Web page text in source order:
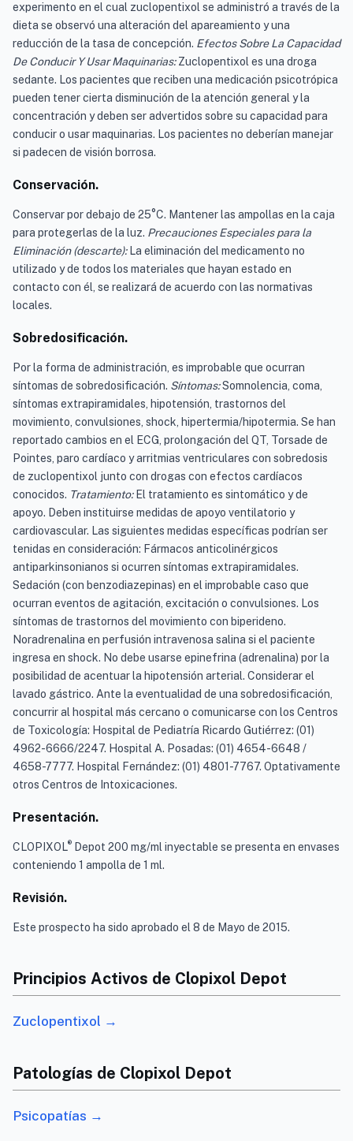
experimento en el cual zuclopentixol se administró a través de la
dieta se observó una alteración del apareamiento y una
reducción de la tasa de concepción. Efectos Sobre La Capacidad
De Conducir Y Usar Maquinarias:Zuclopentixol es una droga
sedante. Los pacientes que reciben una medicación psicotrópica
pueden tener cierta disminución de la atención general y la
concentración y deben ser advertidos sobre su capacidad para
conducir o usar maquinarias. Los pacientes no deberían manejar
si padecen de visión borrosa.
Conservación.
Conservar por debajo de 25°C. Mantener las ampollas en la caja
para protegerlas de la luz. Precauciones Especiales para la
Eliminación (descarte): La eliminación del medicamento no
utilizado y de todos los materiales que hayan estado en
contacto con él, se realizará de acuerdo con las normativas
locales.
Sobredosificación.
Por la forma de administración, es improbable que ocurran
síntomas de sobredosificación. Síntomas:Somnolencia, coma,
síntomas extrapiramidales, hipotensión, trastornos del
movimiento, convulsiones, shock, hipertermia/hipotermia. Se han
reportado cambios en el ECG, prolongación del QT, Torsade de
Pointes, paro cardíaco y arritmias ventriculares con sobredosis
de zuclopentixol junto con drogas con efectos cardíacos
conocidos. Tratamiento: El tratamiento es sintomático y de
apoyo. Deben instituirse medidas de apoyo ventilatorio y
cardiovascular. Las siguientes medidas específicas podrían ser
tenidas en consideración: Fármacos anticolinérgicos
antiparkinsonianos si ocurren síntomas extrapiramidales.
Sedación (con benzodiazepinas) en el improbable caso que
ocurran eventos de agitación, excitación o convulsiones. Los
síntomas de trastornos del movimiento con biperideno.
Noradrenalina en perfusión intravenosa salina si el paciente
ingresa en shock. No debe usarse epinefrina (adrenalina) por la
posibilidad de acentuar la hipotensión arterial. Considerar el
lavado gástrico. Ante la eventualidad de una sobredosificación,
concurrir al hospital más cercano o comunicarse con los Centros
de Toxicología: Hospital de Pediatría Ricardo Gutiérrez: (01)
4962-6666/2247. Hospital A. Posadas: (01) 4654-6648 /
4658-7777. Hospital Fernández: (01) 4801-7767. Optativamente
otros Centros de Intoxicaciones.
Presentación.
CLOPIXOL® Depot 200 mg/ml inyectable se presenta en envases
conteniendo 1 ampolla de 1 ml.
Revisión.
Este prospecto ha sido aprobado el 8 de Mayo de 2015.
Principios Activos de Clopixol Depot
Zuclopentixol →
Patologías de Clopixol Depot
Psicopatías →